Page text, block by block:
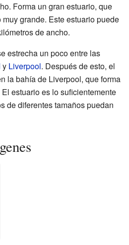
Forma un gran estuario, que
grande. Este estuario puede
de ancho.
estrecha un poco entre las
y Liverpool. Después de esto, el
la bahía de Liverpool, que forma
El estuario es lo suficientemente
de diferentes tamaños puedan